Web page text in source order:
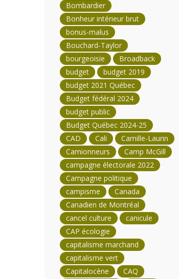
Bombardier
Bonheur intérieur brut
bonus-malus
Bouchard-Taylor
bourgeoisie
Broadback
budget
budget 2019
budget 2021 Québec
Budget fédéral 2024
budget public
Budget Québec 2024-25
CAD
Cali
Camille-Laurin
Camionneurs
Camp McGill
campagne électorale 2022
Campagne politique
campisme
Canada
Canadien de Montréal
cancel culture
canicule
CAP écologie
capitalisme marchand
capitalisme vert
Capitalocène
CAQ